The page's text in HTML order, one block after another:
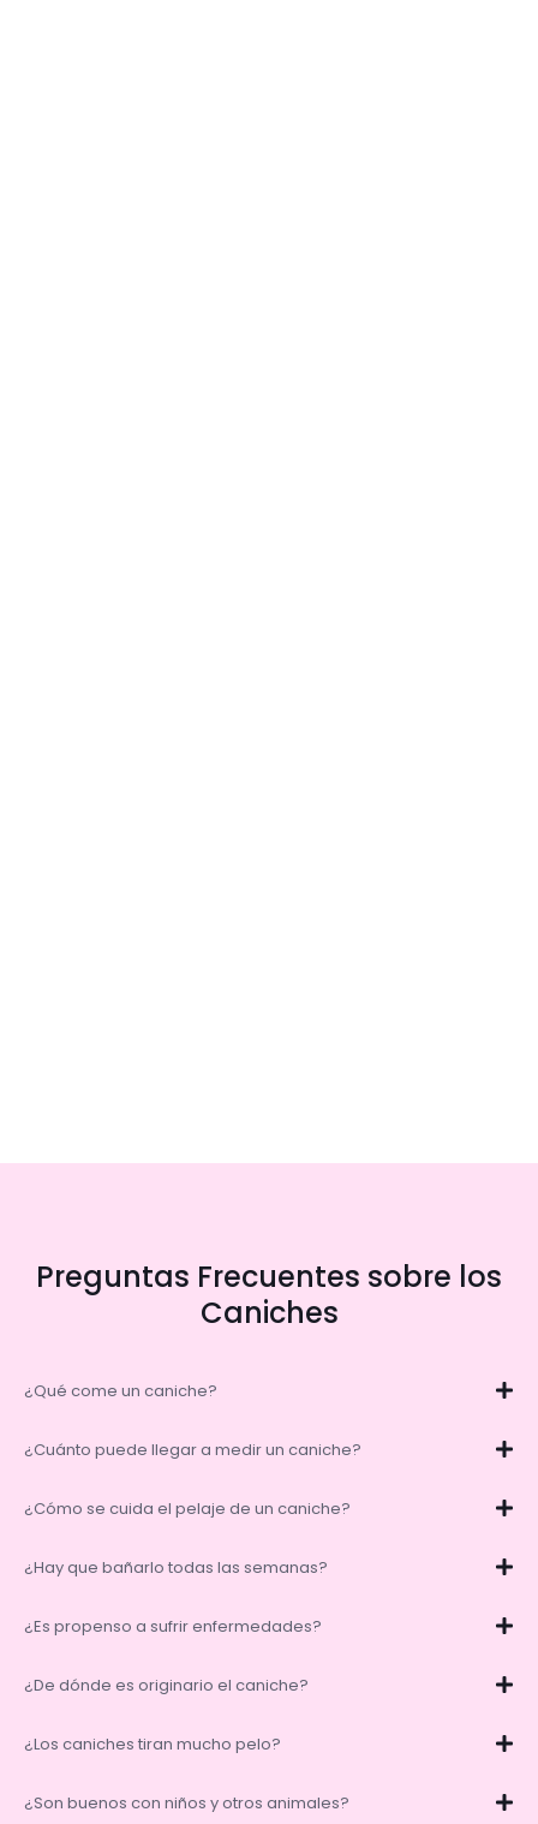
Preguntas Frecuentes sobre los
Caniches
¿Qué come un caniche?
¿Cuánto puede llegar a medir un caniche?
¿Cómo se cuida el pelaje de un caniche?
¿Hay que bañarlo todas las semanas?
¿Es propenso a sufrir enfermedades?
¿De dónde es originario el caniche?
¿Los caniches tiran mucho pelo?
¿Son buenos con niños y otros animales?